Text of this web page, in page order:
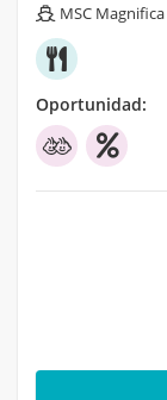
MSC Magnifica
Oportunidad: